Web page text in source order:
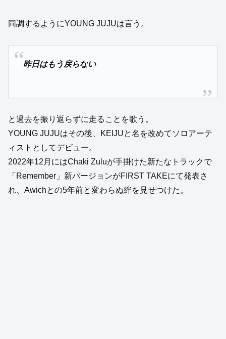
同調するようにYOUNG JUJUは言う。
昨日はもう戻らない
と過去を振り返らずに走ることを歌う。
YOUNG JUJUはその後、KEIJUと名を改めてソロアーテ
ィストとしてデビュー。
2022年12月にはChaki Zuluが手掛けた新たなトラックで
「Remember」新バージョンがFIRST TAKEにて発表さ
れ、Awichとの5年前と変わらぬ絆を見せつけた。